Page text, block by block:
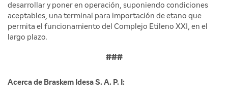
desarrollar y poner en operación, suponiendo condiciones
aceptables, una terminal para importación de etano que
permita el funcionamiento del Complejo Etileno XXI, en el
largo plazo.
###
Acerca de Braskem Idesa S. A. P. I: